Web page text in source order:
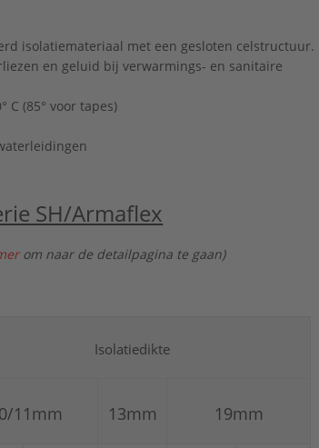
volgens EN 13501-1:
s3
NBR)
isolatiemateriaal met een gesloten celstructuur.
en geluid bij verwarmings- en sanitaire
C (85° voor tapes)
SH/Armaflex
om naar de detailpagina te gaan)
Isolatiedikte
11mm 13mm 19mm